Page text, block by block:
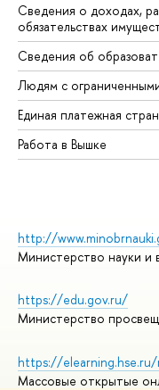
Сведения о доходах,
обязательствах
Сведения об
Людям с
Единая платежная
Работа в Вышке
http://
Министерство науки и
https://edu.gov.ru/
Министерство
https://
Массовые открытые